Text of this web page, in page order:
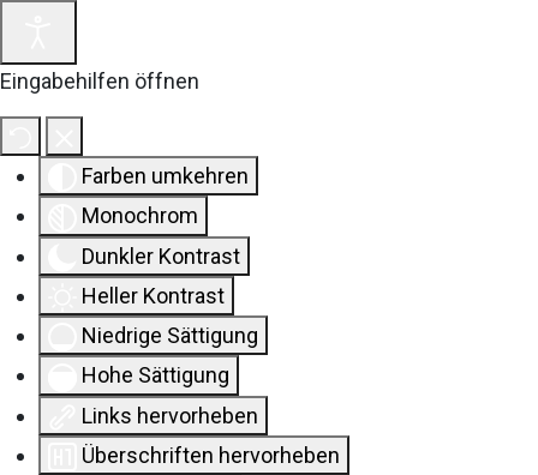
Eingabehilfen öffnen
Farben umkehren
Monochrom
Dunkler Kontrast
Heller Kontrast
Niedrige Sättigung
Hohe Sättigung
Links hervorheben
Überschriften hervorheben